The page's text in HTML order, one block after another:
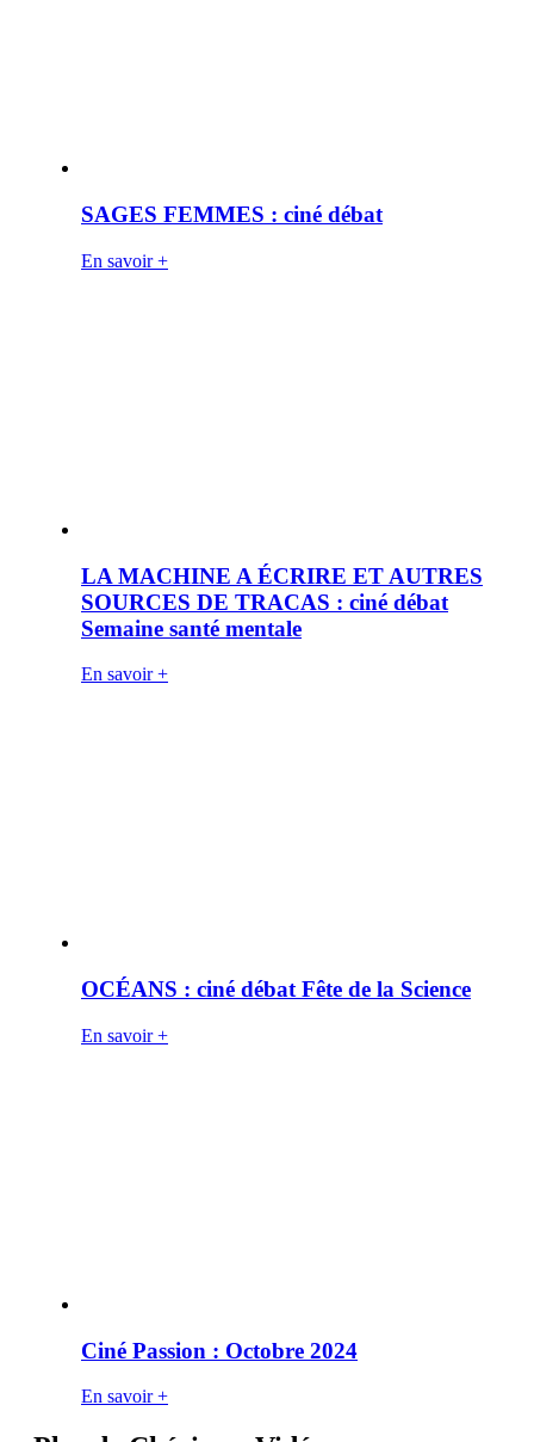
SAGES FEMMES : ciné débat
En savoir +
LA MACHINE A ÉCRIRE ET AUTRES
SOURCES DE TRACAS : ciné débat
Semaine santé mentale
En savoir +
OCÉANS : ciné débat Fête de la Science
En savoir +
Ciné Passion : Octobre 2024
En savoir +